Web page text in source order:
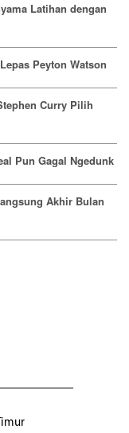
Latihan dengan
Peyton Watson
Curry Pilih
Pun Gagal Ngedunk
Akhir Bulan